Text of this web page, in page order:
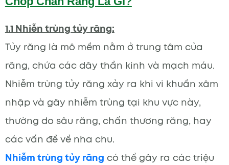
1.1 Nhiễn trùng tủy răng:
Tủy răng là mô mềm nằm ở trung tâm của
răng, chứa các dây thần kinh và mạch máu.
Nhiễm trùng tủy răng xảy ra khi vi khuẩn xâm
nhập và gây nhiễm trùng tại khu vực này,
thường do sâu răng, chấn thương răng, hay
các vấn đề về nha chu.
Nhiễm trùng tủy răng có thể gây ra các triệu